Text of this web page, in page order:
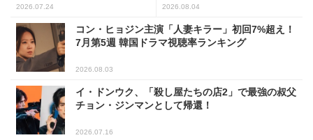
2026.07.24
人
2026.08.04
コン・ヒョジン主演「人妻キラー」初回7%超え！
7月第5週 韓国ドラマ視聴率ランキング
2026.08.03
イ・ドンウク、「殺し屋たちの店2」で最強の叔父
チョン・ジンマンとして帰還！
2026.07.16